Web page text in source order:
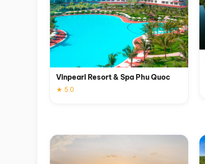
Vinpearl Resort & Spa Phu Quoc
★ 5.0